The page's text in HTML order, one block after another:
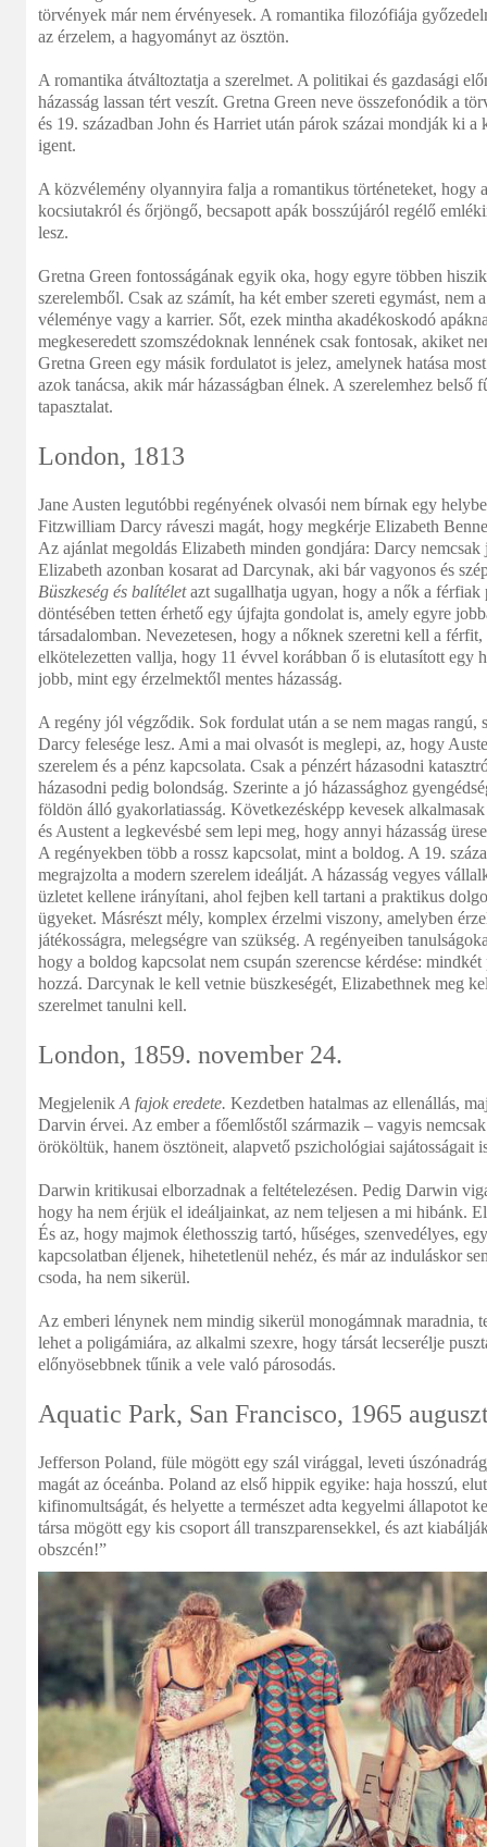
törvények már nem érvényesek. A romantika filozófiája
az érzelem, a hagyományt az ösztön.
A romantika átváltoztatja a szerelmet. A politikai és gazdasági
házasság lassan tért veszít. Gretna Green neve összefonódik a
és 19. században John és Harriet után párok százai mondják ki
igent.
A közvélemény olyannyira falja a romantikus történeteket, hogy
kocsiutakról és őrjöngő, becsapott apák bosszújáról regélő
lesz.
Gretna Green fontosságának egyik oka, hogy egyre többen
szerelemből. Csak az számít, ha két ember szereti egymást, nem
véleménye vagy a karrier. Sőt, ezek mintha akadékoskodó
megkeseredett szomszédoknak lennének csak fontosak, akiket
Gretna Green egy másik fordulatot is jelez, amelynek hatása
azok tanácsa, akik már házasságban élnek. A szerelemhez belső
tapasztalat.
London, 1813
Jane Austen legutóbbi regényének olvasói nem bírnak egy
Fitzwilliam Darcy ráveszi magát, hogy megkérje Elizabeth
Az ajánlat megoldás Elizabeth minden gondjára: Darcy nemcsak
Elizabeth azonban kosarat ad Darcynak, aki bár vagyonos és
Büszkeség és balítéletazt sugallhatja ugyan, hogy a nők a férfiak
döntésében tetten érhető egy újfajta gondolat is, amely egyre
társadalomban. Nevezetesen, hogy a nőknek szeretni kell a
elkötelezetten vallja, hogy 11 évvel korábban ő is elutasított egy
jobb, mint egy érzelmektől mentes házasság.
A regény jól végződik. Sok fordulat után a se nem magas rangú,
Darcy felesége lesz. Ami a mai olvasót is meglepi, az, hogy
szerelem és a pénz kapcsolata. Csak a pénzért házasodni
házasodni pedig bolondság. Szerinte a jó házassághoz
földön álló gyakorlatiasság. Következésképp kevesek
és Austent a legkevésbé sem lepi meg, hogy annyi házasság
A regényekben több a rossz kapcsolat, mint a boldog. A 19.
megrajzolta a modern szerelem ideálját. A házasság vegyes
üzletet kellene irányítani, ahol fejben kell tartani a praktikus
ügyeket. Másrészt mély, komplex érzelmi viszony, amelyben
játékosságra, melegségre van szükség. A regényeiben
hogy a boldog kapcsolat nem csupán szerencse kérdése:
hozzá. Darcynak le kell vetnie büszkeségét, Elizabethnek meg
szerelmet tanulni kell.
London, 1859. november 24.
Megjelenik A fajok eredete. Kezdetben hatalmas az ellenállás,
Darvin érvei. Az ember a főemlőstől származik – vagyis
örököltük, hanem ösztöneit, alapvető pszichológiai sajátosságait
Darwin kritikusai elborzadnak a feltételezésen. Pedig Darwin
hogy ha nem érjük el ideáljainkat, az nem teljesen a mi hibánk.
És az, hogy majmok élethosszig tartó, hűséges, szenvedélyes,
kapcsolatban éljenek, hihetetlenül nehéz, és már az induláskor
csoda, ha nem sikerül.
Az emberi lénynek nem mindig sikerül monogámnak maradnia,
lehet a poligámiára, az alkalmi szexre, hogy társát lecserélje
előnyösebbnek tűnik a vele való párosodás.
Aquatic Park, San Francisco, 1965
Jefferson Poland, füle mögött egy szál virággal, leveti
magát az óceánba. Poland az első hippik egyike: haja hosszú,
kifinomultságát, és helyette a természet adta kegyelmi állapotot
társa mögött egy kis csoport áll transzparensekkel, és azt
obszcén!”